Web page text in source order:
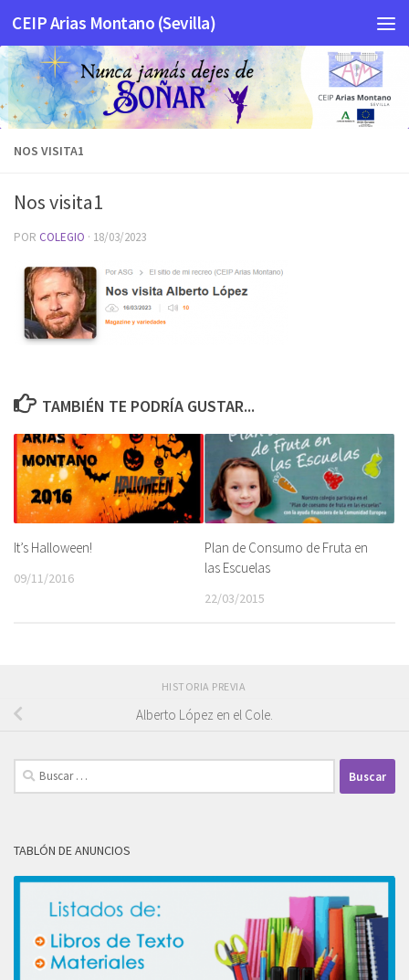
Saltar al contenido
CEIP Arias Montano (Sevilla)
NOS VISITA1
Nos visita1
POR COLEGIO · 18/03/2023
TAMBIÉN TE PODRÍA GUSTAR...
It’s Halloween!
09/11/2016
Plan de Consumo de Fruta en
las Escuelas
22/03/2015
HISTORIA PREVIA
Alberto López en el Cole.
Buscar:
TABLÓN DE ANUNCIOS